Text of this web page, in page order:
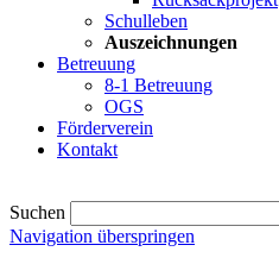
Schulleben
Auszeichnungen
Betreuung
8-1 Betreuung
OGS
Förderverein
Kontakt
Suchen
Navigation überspringen